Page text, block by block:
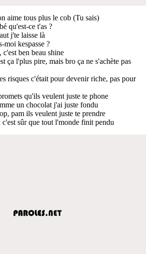
aime tous plus le cob (Tu sais)
qu'est-ce t'as ?
j'te laisse là
moi kespasse ?
ben beau shine
ça l'plus pire, mais bro ça ne s'achète pas
risques c'était pour devenir riche, pas pour
qu'ils veulent juste te phone
un chocolat j'ai juste fondu
pam ils veulent juste te prendre
sûr que tout l'monde finit pendu